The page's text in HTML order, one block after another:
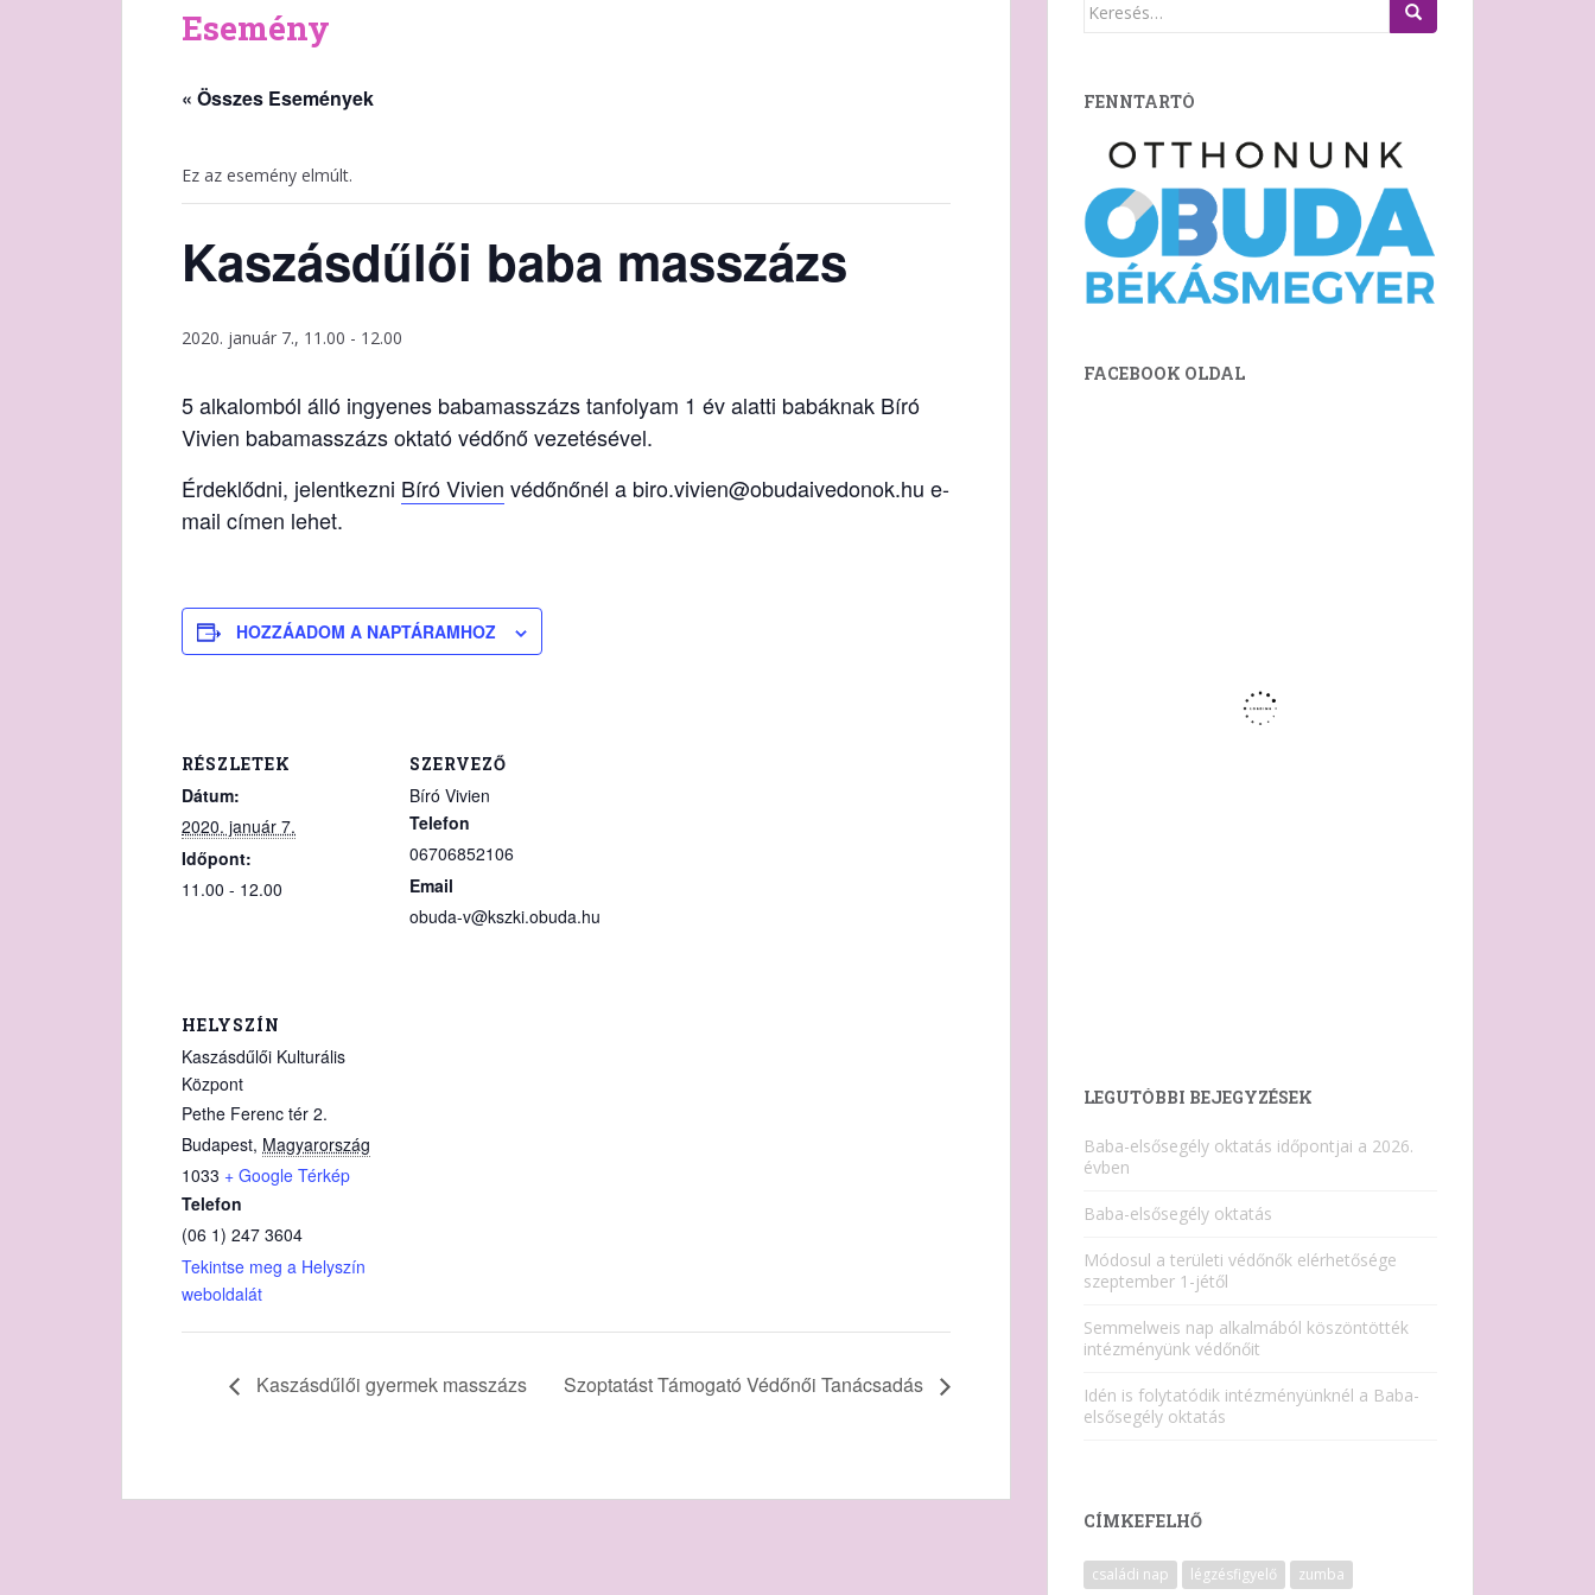
Esemény
« Összes Események
Ez az esemény elmúlt.
Kaszásdűlői baba masszázs
2020. január 7., 11.00 - 12.00
5 alkalomból álló ingyenes babamasszázs tanfolyam 1 év alatti babáknak Bíró
Vivien babamasszázs oktató védőnő vezetésével.
Érdeklődni, jelentkezni Bíró Vivien védőnőnél a biro.vivien@obudaivedonok.hu e-
mail címen lehet.
HOZZÁADOM A NAPTÁRAMHOZ
RÉSZLETEK
Dátum:
2020. január 7.
Időpont:
11.00 - 12.00
SZERVEZŐ
Bíró Vivien
Telefon
06706852106
Email
obuda-v@kszki.obuda.hu
HELYSZÍN
Kaszásdűlői Kulturális
Központ
Pethe Ferenc tér 2.
Budapest, Magyarország
1033 + Google Térkép
Telefon
(06 1) 247 3604
Tekintse meg a Helyszín
weboldalát
Kaszásdűlői gyermek masszázs Szoptatást Támogató Védőnői Tanácsadás
Keresés:
FENNTARTÓ
FACEBOOK OLDAL
LEGUTÓBBI BEJEGYZÉSEK
Baba-elsősegély oktatás időpontjai a 2026.
évben
Baba-elsősegély oktatás
Módosul a területi védőnők elérhetősége
szeptember 1-jétől
Semmelweis nap alkalmából köszöntötték
intézményünk védőnőit
Idén is folytatódik intézményünknél a Baba-
elsősegély oktatás
CÍMKEFELHŐ
családi nap légzésfigyelő zumba